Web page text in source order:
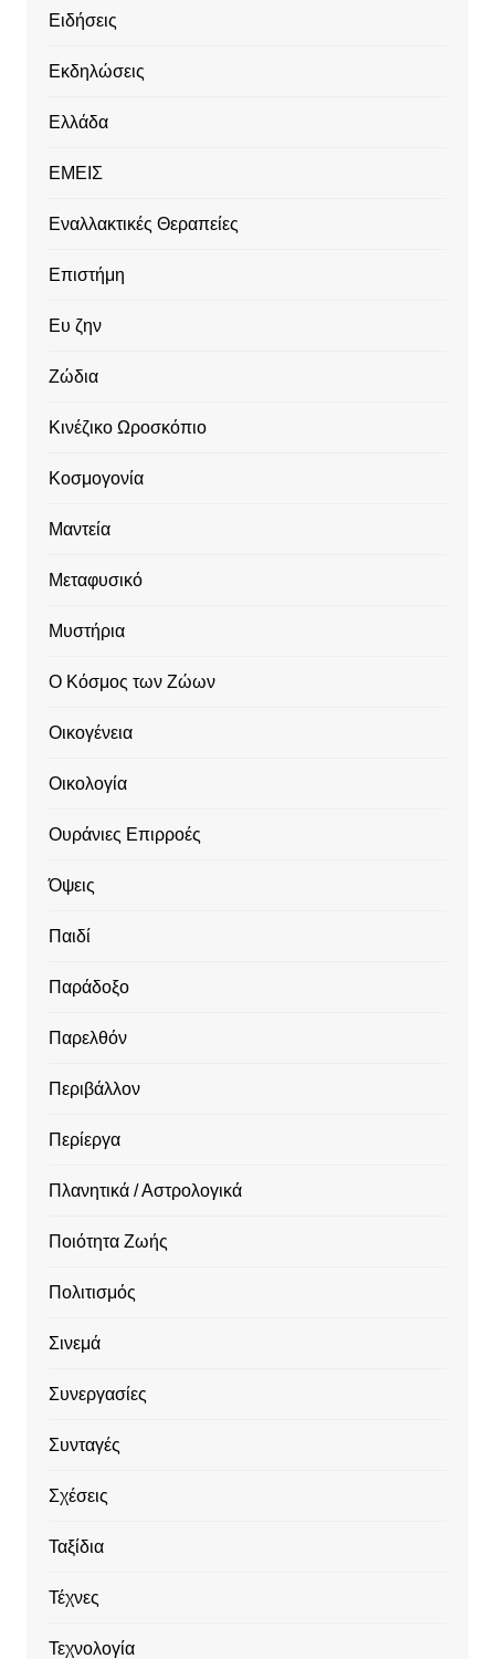
Ειδήσεις
Εκδηλώσεις
Ελλάδα
ΕΜΕΙΣ
Εναλλακτικές Θεραπείες
Επιστήμη
Ευ ζην
Ζώδια
Κινέζικο Ωροσκόπιο
Κοσμογονία
Μαντεία
Μεταφυσικό
Μυστήρια
Ο Κόσμος των Ζώων
Οικογένεια
Οικολογία
Ουράνιες Επιρροές
Όψεις
Παιδί
Παράδοξο
Παρελθόν
Περιβάλλον
Περίεργα
Πλανητικά / Αστρολογικά
Ποιότητα Ζωής
Πολιτισμός
Σινεμά
Συνεργασίες
Συνταγές
Σχέσεις
Ταξίδια
Τέχνες
Τεχνολογία